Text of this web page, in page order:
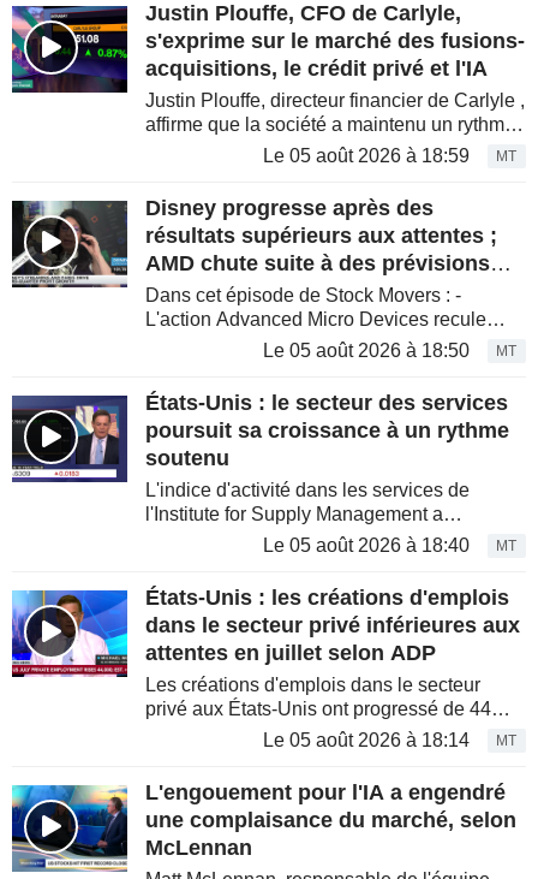
Justin Plouffe, CFO de Carlyle,
s'exprime sur le marché des fusions-
acquisitions, le crédit privé et l'IA
Justin Plouffe, directeur financier de Carlyle ,
affirme que la société a maintenu un rythme
soutenu de sorties d'investissements depuis
dans...
Le 05 août 2026 à 18:59 MT
Disney progresse après des
résultats supérieurs aux attentes ;
AMD chute suite à des prévisions
décevantes | Mouvements de
marché
Dans cet épisode de Stock Movers : -
L'action Advanced Micro Devices recule
après que le chiffre d'affaires du deuxième
troisième trimestre du...
Le 05 août 2026 à 18:50 MT
États-Unis : le secteur des services
poursuit sa croissance à un rythme
soutenu
L'indice d'activité dans les services de
l'Institute for Supply Management a
progressé de 0,1 point pour s'établir à 54,1,
Michael McKee livre son...
Le 05 août 2026 à 18:40 MT
États-Unis : les créations d'emplois
dans le secteur privé inférieures aux
attentes en juillet selon ADP
Les créations d'emplois dans le secteur
privé aux États-Unis ont progressé de 44
000 en juillet, après une hausse révisée à 95
recruté moins...
Le 05 août 2026 à 18:14 MT
L'engouement pour l'IA a engendré
une complaisance du marché, selon
McLennan